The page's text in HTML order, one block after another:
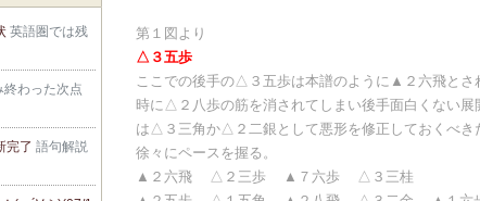
英語圏では残
終わった次点
完了 語句解説
第１図より
△３五歩
ここでの後手の△３五歩は本譜のように▲２六飛とさ
時に△２八歩の筋を消されてしまい後手面白くない展
は△３三角か△２二銀として悪形を修正しておくべき
徐々にペースを握る。
▲２六飛 △２三歩 ▲７六歩 △３三桂